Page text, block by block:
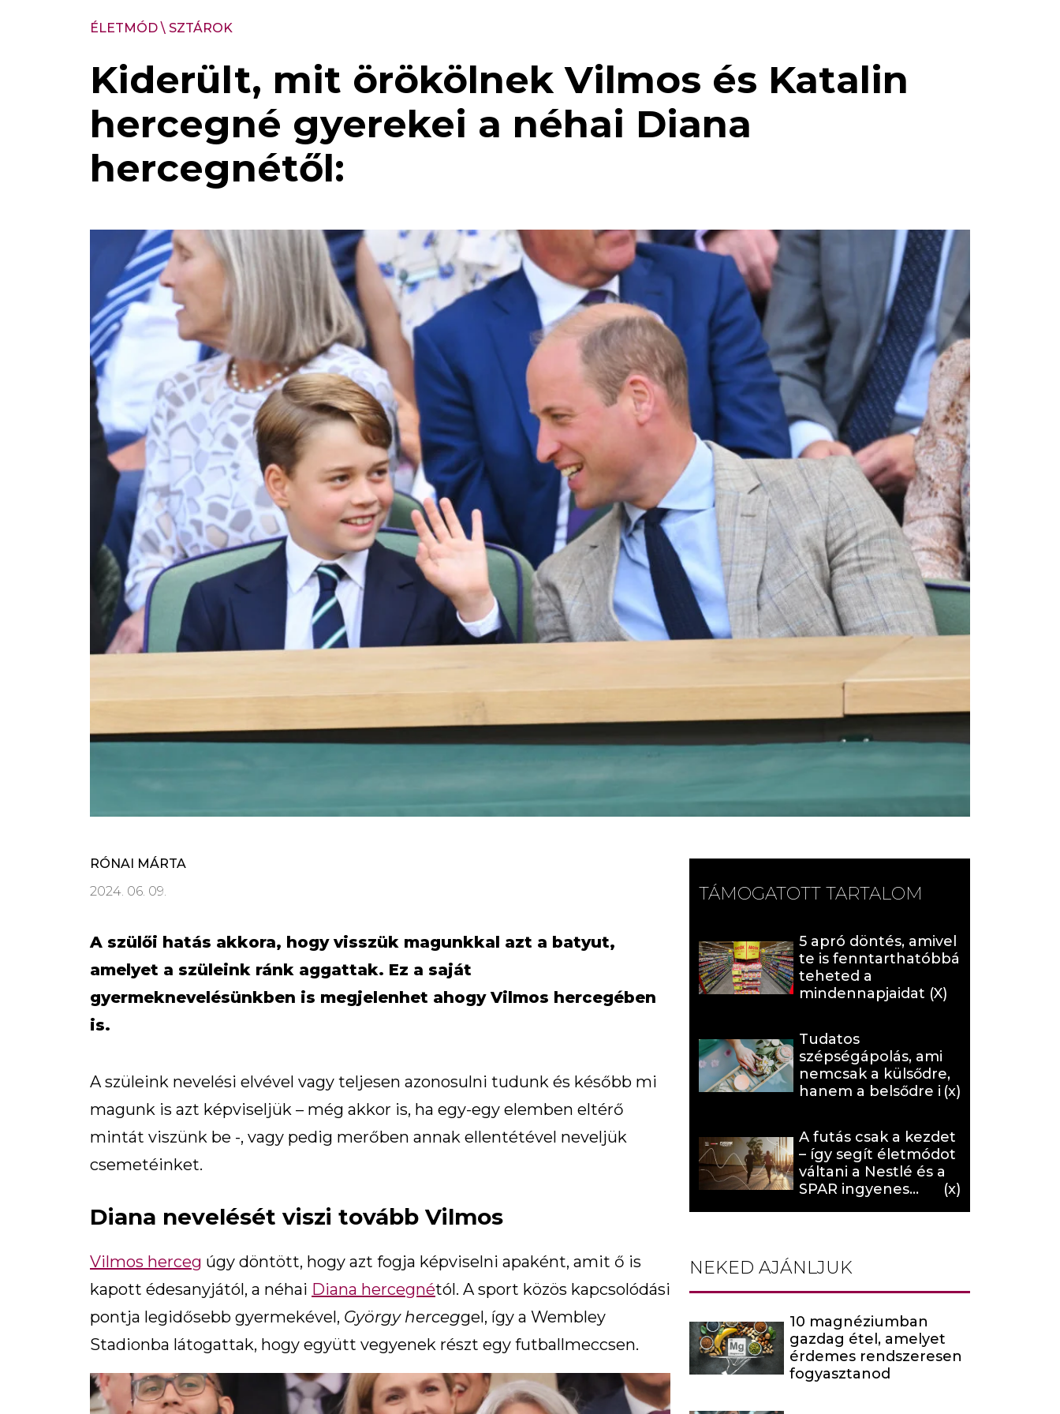
ÉLETMÓD\ SZTÁROK
Kiderült, mit örökölnek Vilmos és Katalin
hercegné gyerekei a néhai Diana
hercegnétől:
RÓNAI MÁRTA
2024. 06. 09.
A szülői hatás akkora, hogy visszük magunkkal azt a batyut,
amelyet a szüleink ránk aggattak. Ez a saját
gyermeknevelésünkben is megjelenhet ahogy Vilmos hercegében
is.
A szüleink nevelési elvével vagy teljesen azonosulni tudunk és később mi
magunk is azt képviseljük – még akkor is, ha egy-egy elemben eltérő
mintát viszünk be -, vagy pedig merőben annak ellentétével neveljük
csemetéinket.
Diana nevelését viszi tovább Vilmos
Vilmos herceg úgy döntött, hogy azt fogja képviselni apaként, amit ő is
kapott édesanyjától, a néhai Diana hercegnétól. A sport közös kapcsolódási
pontja legidősebb gyermekével, György herceggel, így a Wembley
Stadionba látogattak, hogy együtt vegyenek részt egy futballmeccsen.
TÁMOGATOTT TARTALOM
5 apró döntés, amivel
te is fenntarthatóbbá
teheted a
mindennapjaidat (X)
Tudatos
szépségápolás, ami
nemcsak a külsődre,
hanem a belsődre is
A futás csak a kezdet
– így segít életmódot
váltani a Nestlé és a
SPAR ingyenes
NEKED AJÁNLJUK
10 magnéziumban
gazdag étel, amelyet
érdemes rendszeresen
fogyasztanod